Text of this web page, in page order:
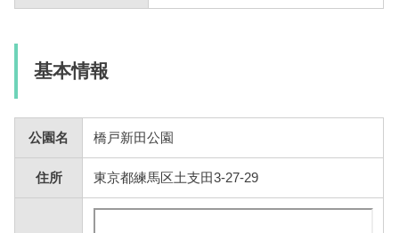
基本情報
公園名 橋戸新田公園
住所 東京都練馬区土支田3-27-29